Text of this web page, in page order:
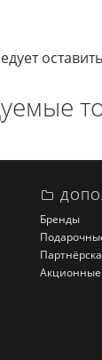
Бренды